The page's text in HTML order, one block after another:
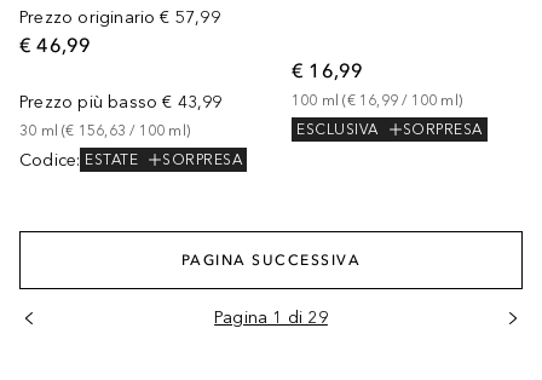
Prezzo originario € 57,99
€ 46,99
Prezzo più basso € 43,99
30 ml (€ 156,63 / 100 ml)
Codice: ESTATE SORPRESA
€ 16,99
100 ml (€ 16,99 / 100 ml)
ESCLUSIVA
SORPRESA
PAGINA SUCCESSIVA
Pagina 1 di 29